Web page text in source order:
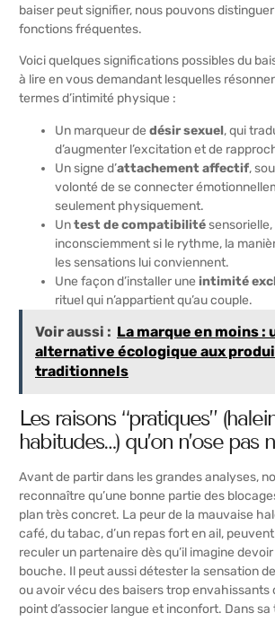
baiser peut signifier, nous pouvons
fonctions fréquentes.
Voici quelques significations possibles du
à lire en vous demandant lesquelles
termes d’intimité physique :
Un marqueur de désir sexuel, qui
d’augmenter l’excitation et de
Un signe d’attachement affectif,
volonté de se connecter
seulement physiquement.
Untest de compatibilité
inconsciemment si le rythme, la
les sensations lui conviennent.
Une façon d’installer une intimité
rituel qui n’appartient qu’au couple.
Voir aussi : La marque en moins :
alternative écologique aux
traditionnels
Les raisons “pratiques”
habitudes…) qu’on n’ose pas
Avant de partir dans les grandes analyses,
reconnaître qu’une bonne partie des
plan très concret. La peur de la mauvaise
café, du tabac, d’un repas fort en ail,
reculer un partenaire dès qu’il imagine
bouche. Il peut aussi détester la sensation
ou avoir vécu des baisers trop envahissants
point d’associer langue et inconfort. Dans